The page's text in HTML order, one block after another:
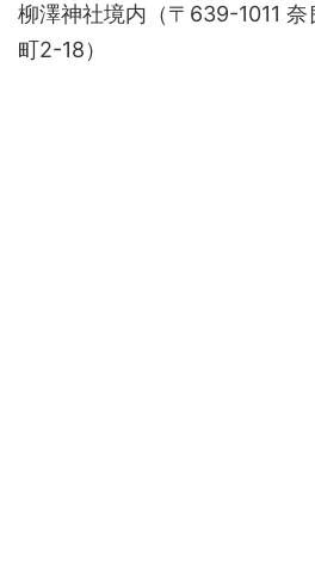
柳澤神社境内（〒639-1011
町2-18）